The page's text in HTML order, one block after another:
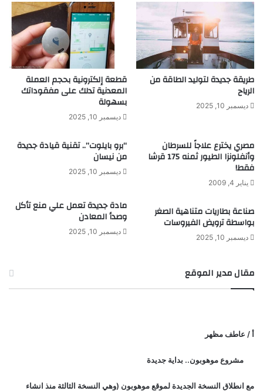
طريقة جديدة لتوليد الطاقة من
الرياح
ديسمبر 10, 2025
قطعة إلكترونية بحجم العملة
المعدنية تدلك على مفقوداتك
بسهولة
ديسمبر 10, 2025
مصري يخترع علاجاً للسرطان
وأنفلونزا الطيور ثمنه 175 قرشا
فقط!
يناير 4, 2009
“برو بايلوت”.. تقنية قيادة جديدة
من نيسان
ديسمبر 10, 2025
صناعة بطاريات متناهية الصغر
بواسطة ترويض الفيروسات
ديسمبر 10, 2025
مادة جديدة تعمل علي منع تأكل
وصدأ المعادن
ديسمبر 10, 2025
مقال مدير الموقع
أ / عاطف مظهر
مشروع موهوبون.. بداية جديدة
مع انطلاق النسخة الجديدة لموقع موهوبون (وهي النسخة الثالثة منذ انشاء